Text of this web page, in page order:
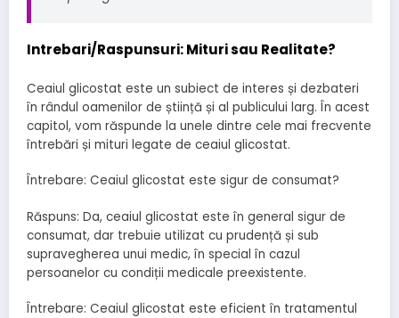
Intrebari/Raspunsuri: Mituri sau Realitate?
Ceaiul glicostat este un subiect de interes și dezbateri
în rândul oamenilor de știință și al publicului larg. În acest
capitol, vom răspunde la unele dintre cele mai frecvente
întrebări și mituri legate de ceaiul glicostat.
Întrebare: Ceaiul glicostat este sigur de consumat?
Răspuns: Da, ceaiul glicostat este în general sigur de
consumat, dar trebuie utilizat cu prudență și sub
supravegherea unui medic, în special în cazul
persoanelor cu condiții medicale preexistente.
Întrebare: Ceaiul glicostat este eficient în tratamentul